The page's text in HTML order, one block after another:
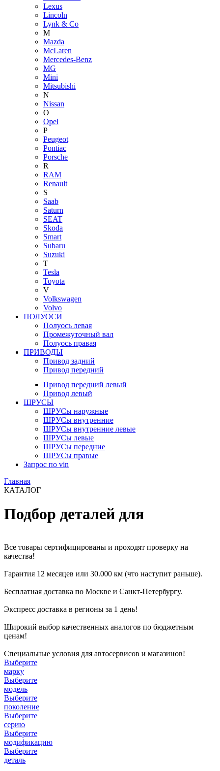
Lexus
Lincoln
Lynk & Co
M
Mazda
McLaren
Mercedes-Benz
MG
Mini
Mitsubishi
N
Nissan
O
Opel
P
Peugeot
Pontiac
Porsche
R
RAM
Renault
S
Saab
Saturn
SEAT
Skoda
Smart
Subaru
Suzuki
T
Tesla
Toyota
V
Volkswagen
Volvo
ПОЛУОСИ
Полуось левая
Промежуточный вал
Полуось правая
ПРИВОДЫ
Привод задний
Привод передний
Привод передний левый
Привод левый
ШРУСЫ
ШРУСы наружные
ШРУСы внутренние
ШРУСы внутренние левые
ШРУСы левые
ШРУСы передние
ШРУСы правые
Запрос по vin
Главная
КАТАЛОГ
Подбор деталей для
Все товары сертифицированы и проходят проверку на
качества!
Гарантия 12 месяцев или 30.000 км (что наступит раньше).
Бесплатная доставка по Москве и Санкт-Петербургу.
Экспресс доставка в регионы за 1 день!
Широкий выбор качественных аналогов по бюджетным
ценам!
Специальные условия для автосервисов и магазинов!
Выберите
марку
Выберите
модель
Выберите
поколение
Выберите
серию
Выберите
модификацию
Выберите
деталь